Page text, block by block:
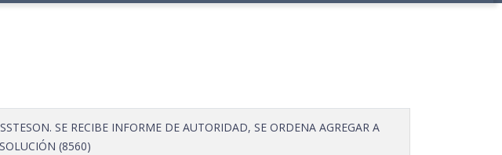
SE RECIBE INFORME DE AUTORIDAD, SE ORDENA AGREGAR A
(8560)